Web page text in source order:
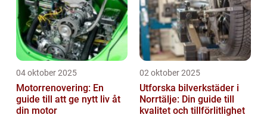
04 oktober 2025
Motorrenovering: En
guide till att ge nytt liv åt
din motor
02 oktober 2025
Utforska bilverkstäder i
Norrtälje: Din guide till
kvalitet och tillförlitlighet